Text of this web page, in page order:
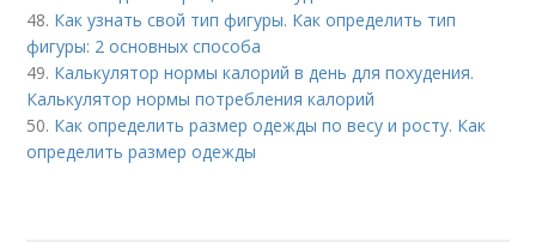
48. Как узнать свой тип фигуры. Как определить тип
фигуры: 2 основных способа
49. Калькулятор нормы калорий в день для похудения.
Калькулятор нормы потребления калорий
50. Как определить размер одежды по весу и росту. Как
определить размер одежды